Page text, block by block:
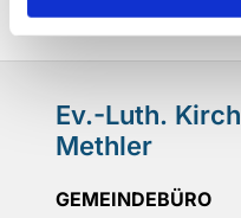
Ev.-Luth.
Methler
GEMEINDEBÜRO